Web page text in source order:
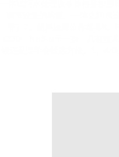
等）7、超声波液位传感器8
COD、NH3-N于一身，具有技
键还是要学会挑选方法。1、A/